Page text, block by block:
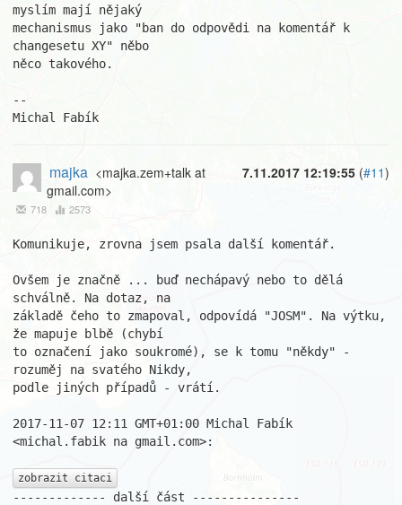
myslím mají nějaký
mechanismus jako "ban do odpovědi na komentář k
changesetu XY" něbo
něco takového.
--
Michal Fabík
7.11.2017 12:19:55 (#11)
majka <majka.zem+talk at
gmail.com>
718 2573
Komunikuje, zrovna jsem psala další komentář.
Ovšem je značně ... buď nechápavý nebo to dělá
schválně. Na dotaz, na
základě čeho to zmapoval, odpovídá "JOSM". Na výtku,
že mapuje blbě (chybí
to označení jako soukromé), se k tomu "někdy" -
rozuměj na svatého Nikdy,
podle jiných případů - vrátí.
2017-11-07 12:11 GMT+01:00 Michal Fabík
<michal.fabik na gmail.com>:
zobrazit citaci
------------- další část ---------------